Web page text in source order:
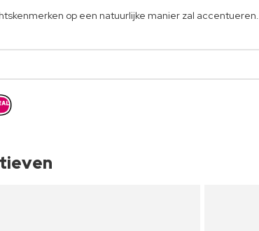
op een natuurlijke manier zal accentueren.